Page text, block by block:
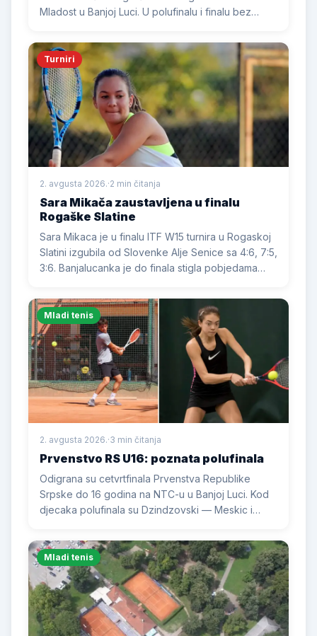
Mladost u Banjoj Luci. U polufinalu i finalu bez
Švedske i Letku Sadiković iz SAD.
Turniri
2. avgusta 2026.·2 min čitanja
Sara Mikača zaustavljena u finalu
Rogaške Slatine
Sara Mikaca je u finalu ITF W15 turnira u Rogaskoj
Slatini izgubila od Slovenke Alje Senice sa 4:6, 7:5,
3:6. Banjalucanka je do finala stigla pobjedama
Mladi tenis
2. avgusta 2026.·3 min čitanja
Prvenstvo RS U16: poznata polufinala
Odigrana su cetvrtfinala Prvenstva Republike
Srpske do 16 godina na NTC-u u Banjoj Luci. Kod
djecaka polufinala su Dzindzovski — Meskic i
Elezovic i Kahrimanovic — Hrkas.
Mladi tenis